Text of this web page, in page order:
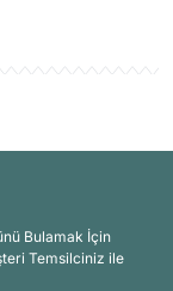
Bulamak İçin
Temsilciniz ile